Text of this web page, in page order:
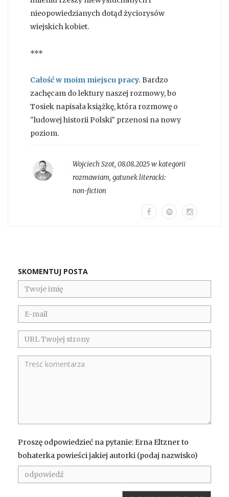
nieopowiedzianych dotąd życiorysów
wiejskich kobiet.
***
Całość w moim miejscu pracy. Bardzo
zachęcam do lektury naszej rozmowy, bo
Tosiek napisała książkę, która rozmowę o
"ludowej historii Polski" przenosi na nowy
poziom.
Wojciech Szot, 08.08.2025 w kategorii
rozmawiam, gatunek literacki:
non-fiction
SKOMENTUJ POSTA
Proszę odpowiedzieć na pytanie: Erna Eltzner to
bohaterka powieści jakiej autorki (podaj nazwisko)